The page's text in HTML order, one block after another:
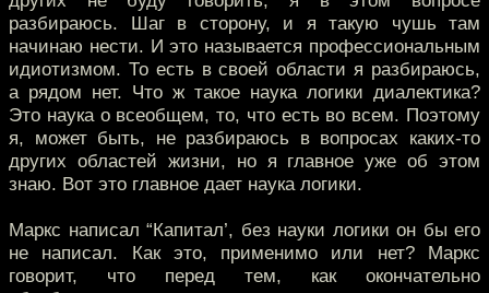
разбираюсь. Шаг в сторону, и я такую чушь там
начинаю нести. И это называется профессиональным
идиотизмом. То есть в своей области я разбираюсь,
а рядом нет. Что ж такое наука логики диалектика?
Это наука о всеобщем, то, что есть во всем. Поэтому
я, может быть, не разбираюсь в вопросах каких-то
других областей жизни, но я главное уже об этом
знаю. Вот это главное дает наука логики.
Маркс написал “Капитал’, без науки логики он бы его
не написал. Как это, применимо или нет? Маркс
говорит, что перед тем, как окончательно